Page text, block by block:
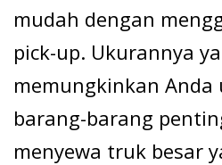
mudah dengan
pick-up. Ukurannya
memungkinkan
barang-barang
menyewa truk besar